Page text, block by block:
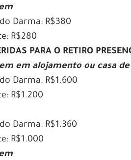
Darma: R$380
R$280
PARA O RETIRO
em alojamento ou casa
Darma: R$1.600
R$1.200
Darma: R$1.360
R$1.000